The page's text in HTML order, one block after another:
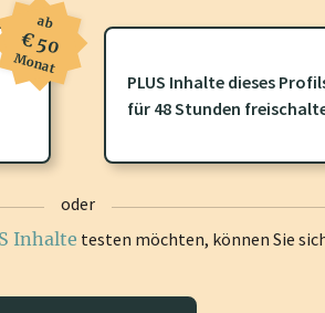
wirtschaft.at PLUS Inhaltedie Sie
Inhalte zu sehen.
ab
€ 50
Monat
PLUS Inhalte dieses
für 48 Stunden
oder
Inhalte testen möchten, können Sie